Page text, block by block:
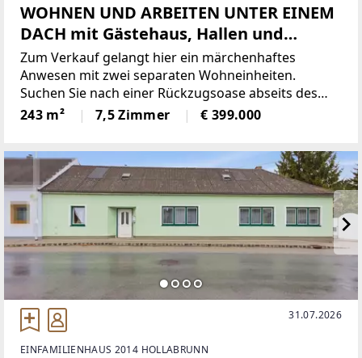
WOHNEN UND ARBEITEN UNTER EINEM
DACH mit Gästehaus, Hallen und
uneinsehbarem Innenhof in Obernalb!
Zum Verkauf gelangt hier ein märchenhaftes
Anwesen mit zwei separaten Wohneinheiten.
Suchen Sie nach einer Rückzugsoase abseits des
hektischen (städtischen) Alltages in der Sie sich
wohlfühlen und das Leben genießen können?
243 m² 7,5 Zimmer € 399.000
31.07.2026
EINFAMILIENHAUS 2014 HOLLABRUNN